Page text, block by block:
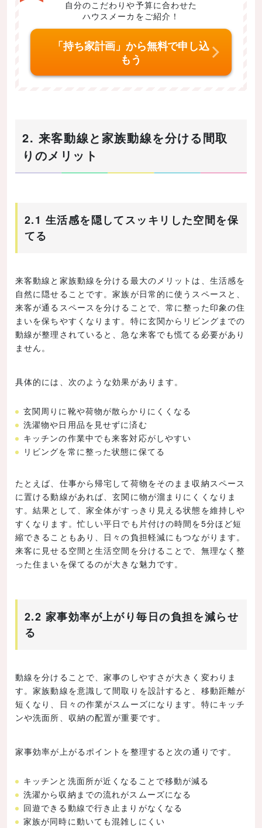
自分のこだわりや予算に合わせた
ハウスメーカをご紹介！
「持ち家計画」から無料で申し込
もう
2. 来客動線と家族動線を分ける間取
りのメリット
2.1 生活感を隠してスッキリした空間を保
てる
来客動線と家族動線を分ける最大のメリットは、生活感を
自然に隠せることです。家族が日常的に使うスペースと、
来客が通るスペースを分けることで、常に整った印象の住
まいを保ちやすくなります。特に玄関からリビングまでの
動線が整理されていると、急な来客でも慌てる必要があり
ません。
具体的には、次のような効果があります。
玄関周りに靴や荷物が散らかりにくくなる
洗濯物や日用品を見せずに済む
キッチンの作業中でも来客対応がしやすい
リビングを常に整った状態に保てる
たとえば、仕事から帰宅して荷物をそのまま収納スペース
に置ける動線があれば、玄関に物が溜まりにくくなりま
す。結果として、家全体がすっきり見える状態を維持しや
すくなります。忙しい平日でも片付けの時間を5分ほど短
縮できることもあり、日々の負担軽減にもつながります。
来客に見せる空間と生活空間を分けることで、無理なく整
った住まいを保てるのが大きな魅力です。
2.2 家事効率が上がり毎日の負担を減らせ
る
動線を分けることで、家事のしやすさが大きく変わりま
す。家族動線を意識して間取りを設計すると、移動距離が
短くなり、日々の作業がスムーズになります。特にキッチ
ンや洗面所、収納の配置が重要です。
家事効率が上がるポイントを整理すると次の通りです。
キッチンと洗面所が近くなることで移動が減る
洗濯から収納までの流れがスムーズになる
回遊できる動線で行き止まりがなくなる
家族が同時に動いても混雑しにくい